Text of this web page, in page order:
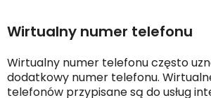
Wirtualny numer telefonu
Wirtualny numer telefonu często
dodatkowy numer telefonu.
telefonów przypisane są do usług